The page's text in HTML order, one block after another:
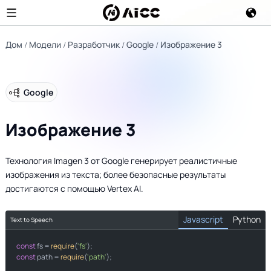
Дом Модели Разработчик Google Изображение 3
Google
Изображение 3
Технология Imagen 3 от Google генерирует реалистичные
изображения из текста; более безопасные результаты
достигаются с помощью Vertex AI.
Text to Speech Javascript Python
const fs = require('fs'
const path = require('path');
import